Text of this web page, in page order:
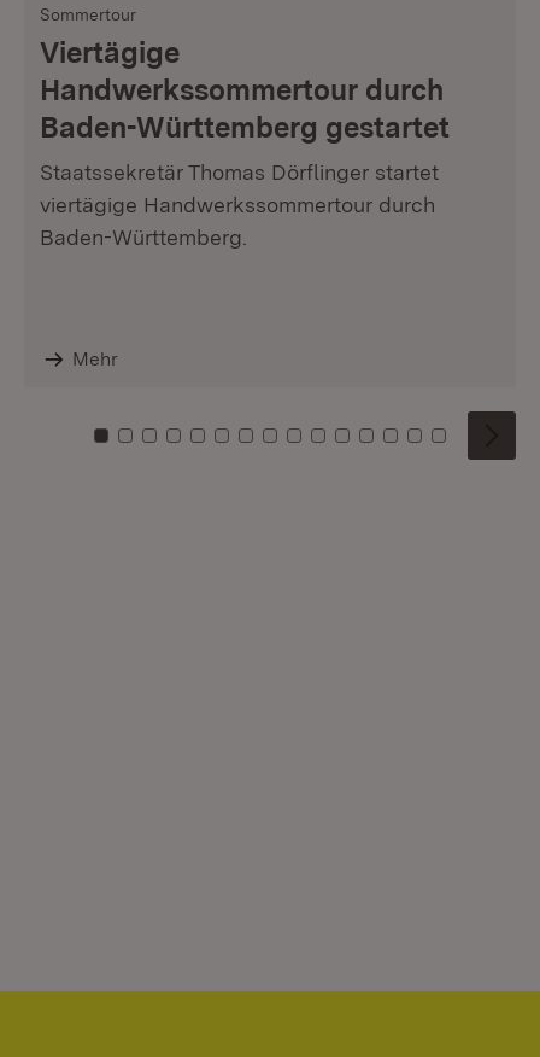
Sommertour
Viertägige
Handwerkssommertour durch
Baden-Württemberg gestartet
Staatssekretär Thomas Dörflinger startet
viertägige Handwerkssommertour durch
Baden-Württemberg.
Mehr
Zu Kachel: 0
Zu Kachel: 1
Zu Kachel: 2
Zu Kachel: 3
Zu Kachel: 4
Zu Kachel: 5
Zu Kachel: 6
Zu Kachel: 7
Zu Kachel: 8
Zu Kachel: 9
Zu Kachel: 10
Zu Kachel: 11
Zu Kachel: 12
Zu Kachel:
Zu